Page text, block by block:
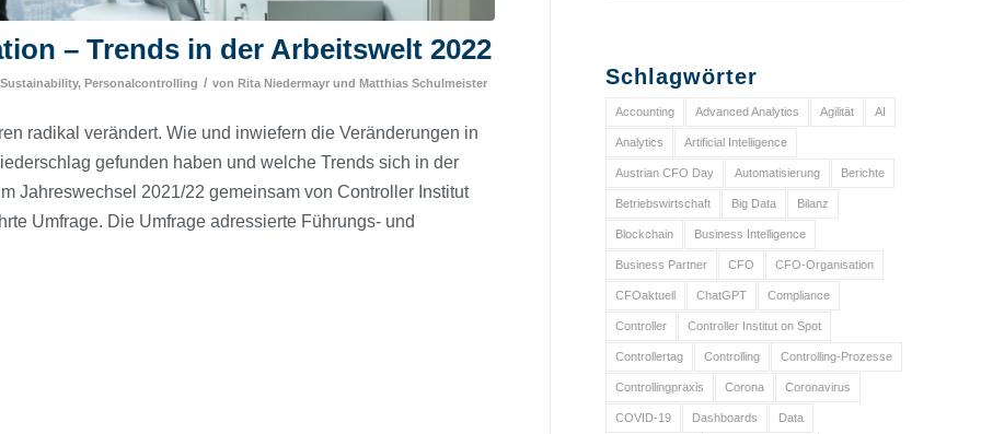
– Trends in der Arbeitswelt 2022
, Personalcontrolling / von Rita Niedermayr und Matthias Schulmeister
radikal verändert. Wie und inwiefern die Veränderungen in
gefunden haben und welche Trends sich in der
Jahreswechsel 2021/22 gemeinsam von Controller Institut
Umfrage. Die Umfrage adressierte Führungs- und
Schlagwörter
Accounting Advanced Analytics Agilität AI
Analytics Artificial Intelligence
Austrian CFO Day Automatisierung Berichte
Betriebswirtschaft Big Data Bilanz
Blockchain Business Intelligence
Business Partner CFO CFO-Organisation
CFOaktuell ChatGPT Compliance
Controller Controller Institut on Spot
Controllertag Controlling Controlling-Prozesse
Controllingpraxis Corona Coronavirus
COVID-19 Dashboards Data